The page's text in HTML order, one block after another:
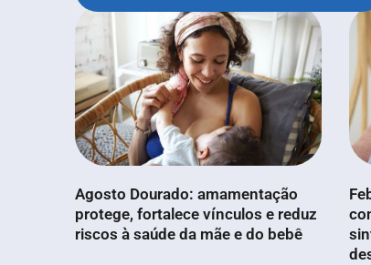
Agosto Dourado: amamentação
protege, fortalece vínculos e reduz
riscos à saúde da mãe e do bebê